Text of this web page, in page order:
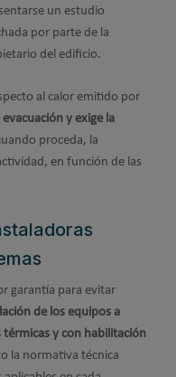
un estudio
por parte de la
del edificio.
al calor emitido por
y exige la
proceda, la
en función de las
garantía para evitar
de los equipos a
térmicas y con habilitación
la normativa técnica